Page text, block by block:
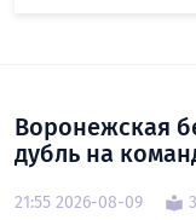
Воронежская
дубль на
21:55 2026-08-09